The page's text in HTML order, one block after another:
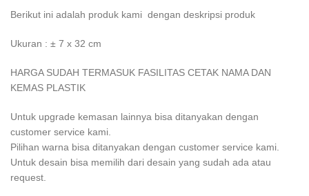
Berikut ini adalah produk kami dengan deskripsi produk
Ukuran : ± 7 x 32 cm
HARGA SUDAH TERMASUK FASILITAS CETAK NAMA DAN
KEMAS PLASTIK
Untuk upgrade kemasan lainnya bisa ditanyakan dengan
customer service kami.
Pilihan warna bisa ditanyakan dengan customer service kami.
Untuk desain bisa memilih dari desain yang sudah ada atau
request.